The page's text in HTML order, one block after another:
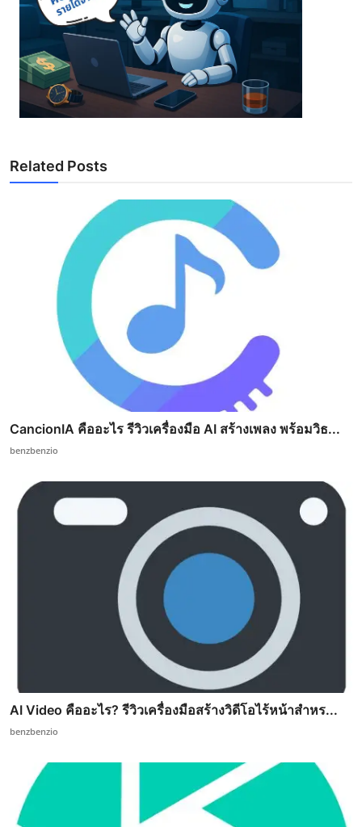
Related Posts
CancionIA คืออะไร รีวิวเครื่องมือ AI สร้างเพลง พร้อมวิธ...
benzbenzio
AI Video คืออะไร? รีวิวเครื่องมือสร้างวิดีโอไร้หน้าสำหร...
benzbenzio